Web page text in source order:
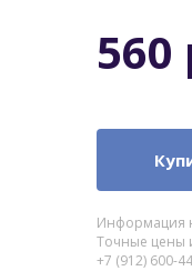
560
Информация
Точные цены
+7 (912) 600-